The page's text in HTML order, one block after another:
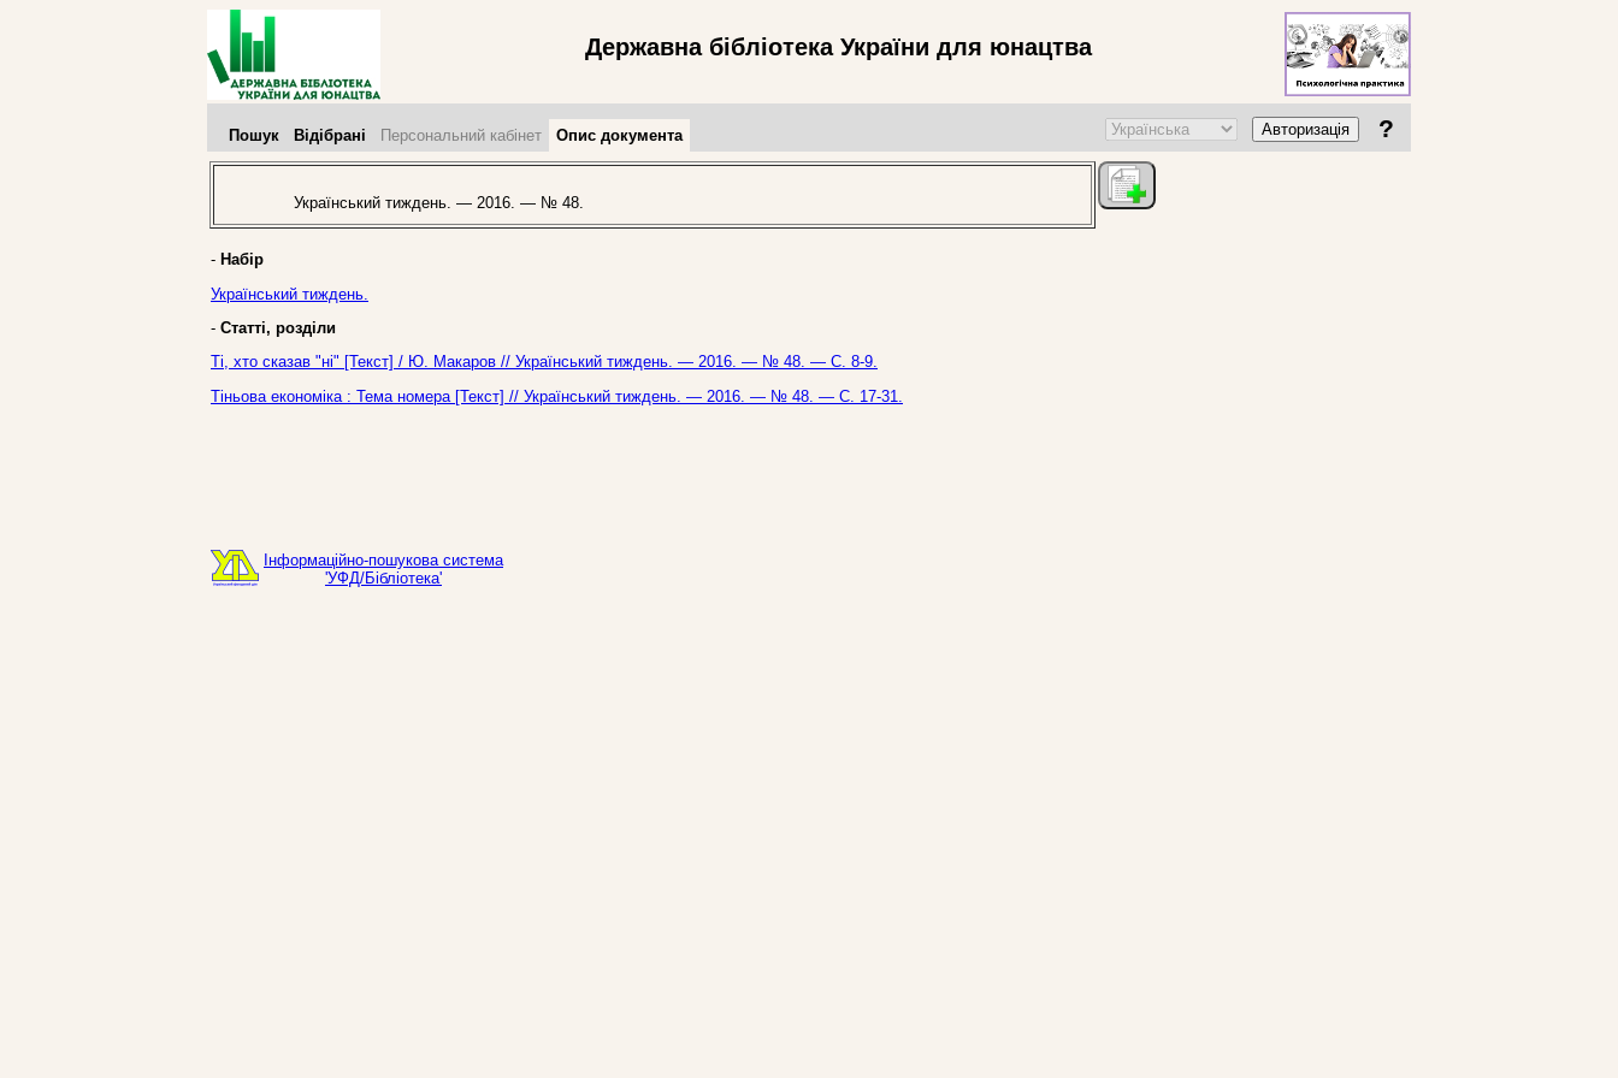
Державна бібліотека України для юнацтва
Пошук Відібрані Персональний кабінет Опис документа Авторизація ?
Український тиждень. — 2016. — № 48.
- Набір
Український тиждень.
- Статті, розділи
Ті, хто сказав "ні" [Текст] / Ю. Макаров // Український тиждень. — 2016. — № 48. — С. 8-9.
Тіньова економіка : Тема номера [Текст] // Український тиждень. — 2016. — № 48. — С. 17-31.
Інформаційно-пошукова система
'УФД/Бібліотека'